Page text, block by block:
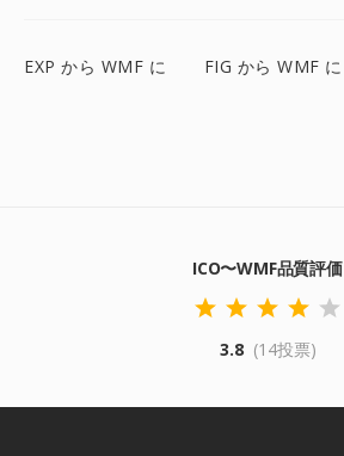
EXP から WMF に FIG から WMF に
ICO〜WMF品質評価
3.8 (14投票)